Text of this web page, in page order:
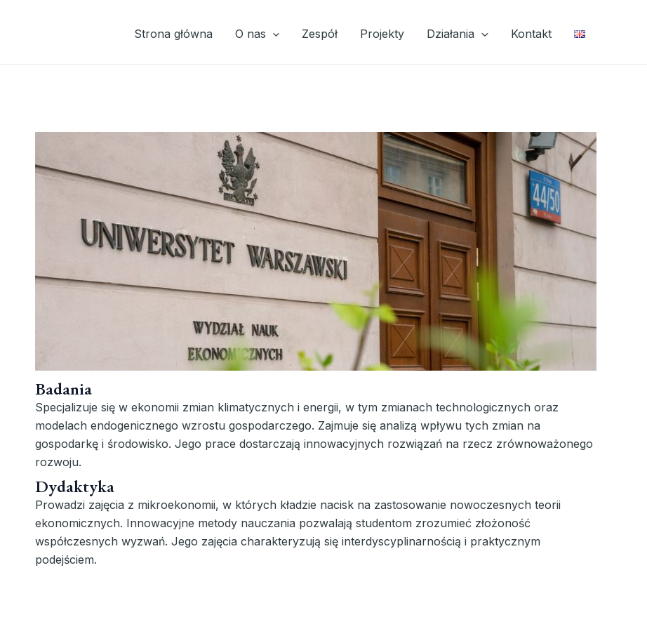
Strona główna O nas Zespół Projekty Działania Kontakt
Badania
Specjalizuje się w ekonomii zmian klimatycznych i energii, w tym zmianach technologicznych oraz
modelach endogenicznego wzrostu gospodarczego. Zajmuje się analizą wpływu tych zmian na
gospodarkę i środowisko. Jego prace dostarczają innowacyjnych rozwiązań na rzecz zrównoważonego
rozwoju.
Dydaktyka
Prowadzi zajęcia z mikroekonomii, w których kładzie nacisk na zastosowanie nowoczesnych teorii
ekonomicznych. Innowacyjne metody nauczania pozwalają studentom zrozumieć złożoność
współczesnych wyzwań. Jego zajęcia charakteryzują się interdyscyplinarnością i praktycznym
podejściem.